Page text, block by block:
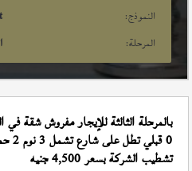
النموذج:
t
المرحلة:
بالمرحلة الثالثة للإيجار مفروش شقة في
0 قبلي تطل على شارع تشمل 3 نوم 2 حمام 0 بلكونة النموذج (
تشطيب الشركة بسعر 4,500 جنيه